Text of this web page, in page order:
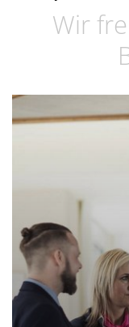
Wir